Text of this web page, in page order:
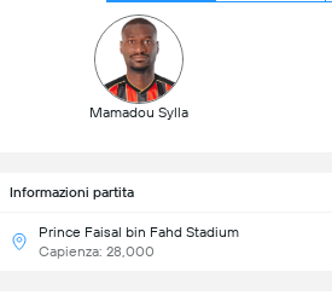
Mamadou Sylla
Informazioni partita
Prince Faisal bin Fahd Stadium
Capienza: 28,000